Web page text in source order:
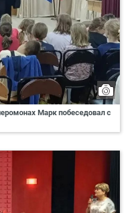
Марк побеседовал с